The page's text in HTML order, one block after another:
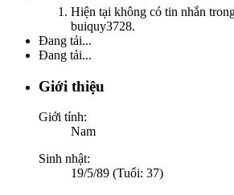
Hiện tại không có tin nhắn
buiquy3728.
Đang tải...
Đang tải...
Giới thiệu
Giới tính:
Nam
Sinh nhật:
19/5/89 (Tuổi: 37)